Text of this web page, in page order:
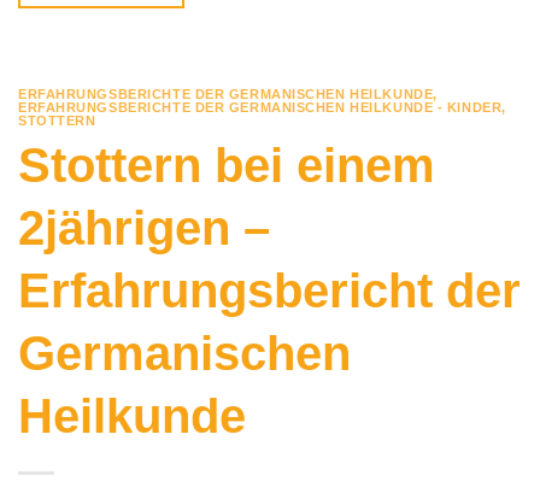
ERFAHRUNGSBERICHTE DER GERMANISCHEN HEILKUNDE,
ERFAHRUNGSBERICHTE DER GERMANISCHEN HEILKUNDE - KINDER,
STOTTERN
Stottern bei einem
2jährigen –
Erfahrungsbericht der
Germanischen
Heilkunde